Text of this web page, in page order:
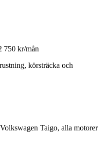
750 kr/mån
körsträcka och
Taigo, alla motorer